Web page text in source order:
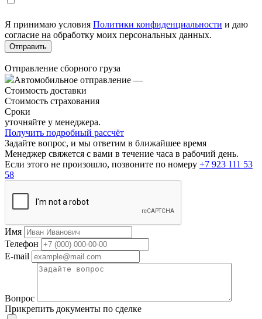
Я принимаю условия Политики конфиденциальности и даю
согласие на обработку моих персональных данных.
Отправление сборного груза
Автомобильное отправление —
Стоимость доставки
Стоимость страхования
Сроки
уточняйте у менеджера.
Получить подробный рассчёт
Задайте вопрос, и мы ответим в ближайшее время
Менеджер свяжется с вами в течение часа в рабочий день.
Если этого не произошло, позвоните по номеру +7 923 111 53
58
Имя
Телефон
E-mail
Вопрос
Прикрепить документы по сделке